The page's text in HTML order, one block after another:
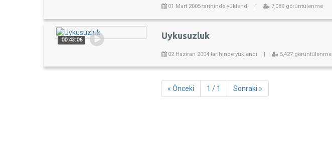
01 Mart 2005 tarihinde yüklendi 7,089 görüntülenme
00:43:06 Uykusuzluk
02 Haziran 2004 tarihinde yüklendi | 5,427 görüntülenme
« Önceki 1 / 1 Sonraki »